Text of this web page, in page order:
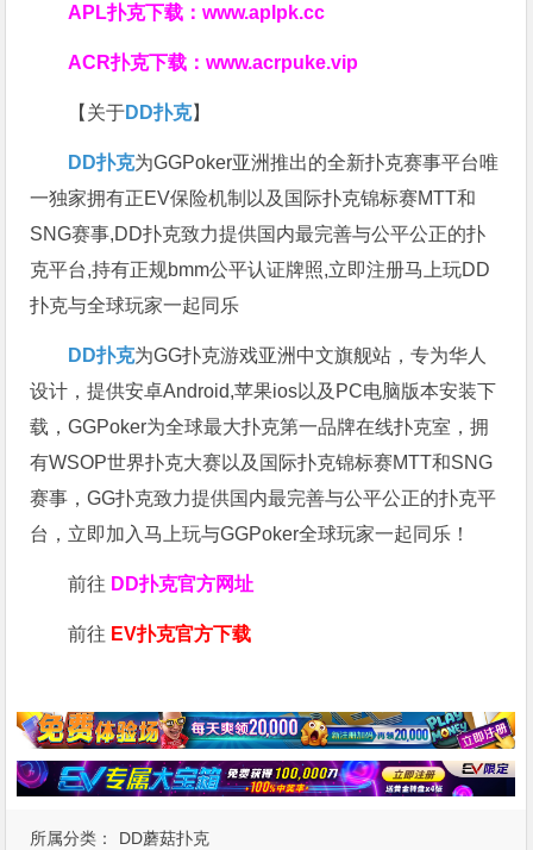
所属分类： DD蘑菇扑克
APL扑克下载：www.aplpk.cc
ACR扑克下载：www.acrpuke.vip
【关于DD扑克】
DD扑克为GGPoker亚洲推出的全新扑克赛事平台唯
一独家拥有正EV保险机制以及国际扑克锦标赛MTT和
SNG赛事,DD扑克致力提供国内最完善与公平公正的扑
克平台,持有正规bmm公平认证牌照,立即注册马上玩DD
扑克与全球玩家一起同乐
DD扑克为GG扑克游戏亚洲中文旗舰站，专为华人
设计，提供安卓Android,苹果ios以及PC电脑版本安装下
载，GGPoker为全球最大扑克第一品牌在线扑克室，拥
有WSOP世界扑克大赛以及国际扑克锦标赛MTT和SNG
赛事，GG扑克致力提供国内最完善与公平公正的扑克平
台，立即加入马上玩与GGPoker全球玩家一起同乐！
前往 DD扑克官方网址
前往 EV扑克官方下载